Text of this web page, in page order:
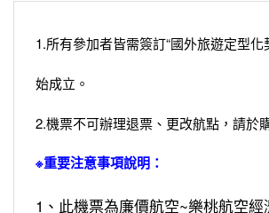
1.所有參加者皆需簽訂“國外旅遊定型化
始成立。
2.機票不可辦理退票、更改航點，請於
※重要注意事項說明：
1、此機票為廉價航空~樂桃航空